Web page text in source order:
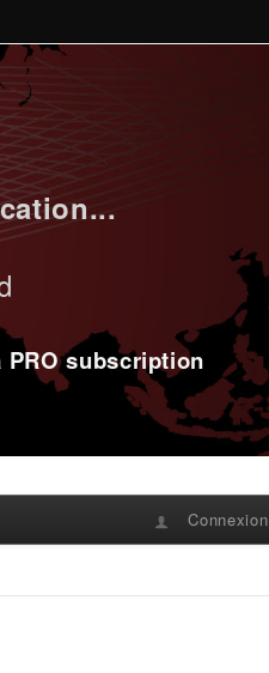
PRO subscription
Connexion